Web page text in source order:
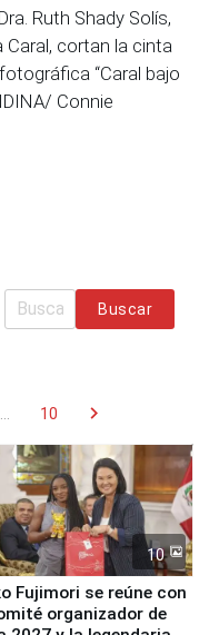
Ruth Shady Solís,
cortan la cinta
“Caral bajo
Connie
Buscar
10 chevron_right
10
Fujimori se reúne con
organizador de